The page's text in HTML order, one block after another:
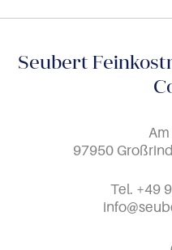
Seubert
97950
Tel. +49